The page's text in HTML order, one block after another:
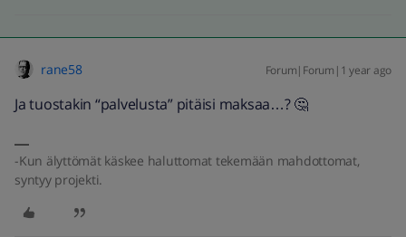
rane58 Forum|Forum|1 year ago
Ja tuostakin “palvelusta” pitäisi maksaa…? 🤔
-Kun älyttömät käskee haluttomat tekemään mahdottomat,
syntyy projekti.